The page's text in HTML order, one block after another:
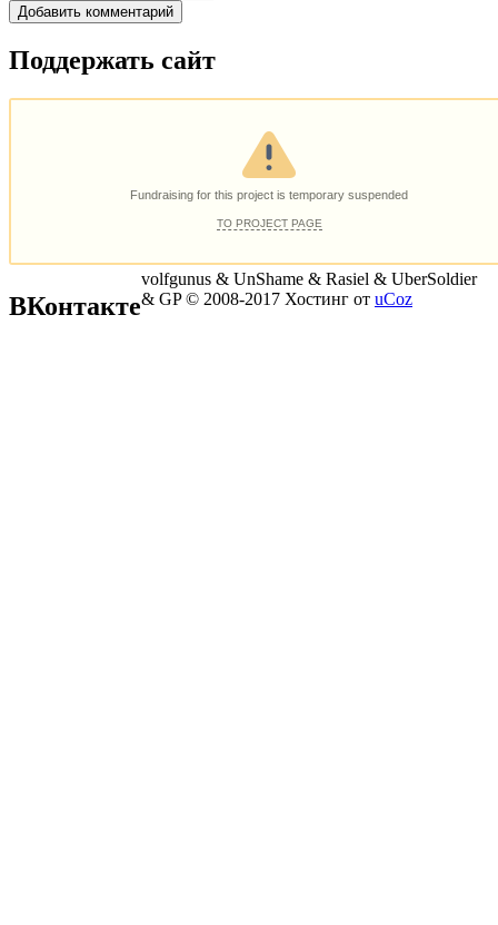
Поддержать сайт
ВКонтакте
volfgunus & UnShame & Rasiel & UberSoldier
& GP © 2008-2017 Хостинг от uCoz